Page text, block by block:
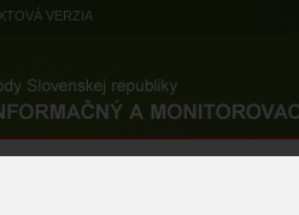
VERZIA